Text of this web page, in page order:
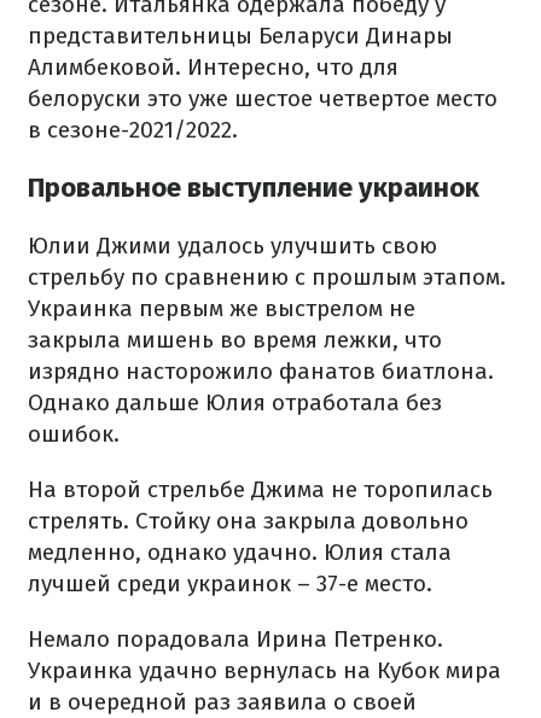
представительницы Беларуси Динары
Алимбековой. Интересно, что для
белоруски это уже шестое четвертое место
в сезоне-2021/2022.
Провальное выступление украинок
Юлии Джими удалось улучшить свою
стрельбу по сравнению с прошлым этапом.
Украинка первым же выстрелом не
закрыла мишень во время лежки, что
изрядно насторожило фанатов биатлона.
Однако дальше Юлия отработала без
ошибок.
На второй стрельбе Джима не торопилась
стрелять. Стойку она закрыла довольно
медленно, однако удачно. Юлия стала
лучшей среди украинок – 37-е место.
Немало порадовала Ирина Петренко.
Украинка удачно вернулась на Кубок мира
и в очередной раз заявила о своей